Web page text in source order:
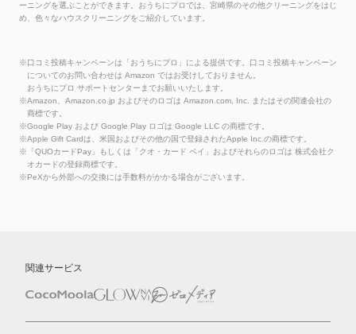
ーニングを選ぶことができます。おうちにプロでは、宮崎県のその他クリーニングをはじ
め、色々なハウスクリーニングをご紹介しています。
※口コミ投稿キャンペーンは「おうちにプロ」による提供です。口コミ投稿キャンペーン
についてのお問い合わせは Amazon ではお受けしておりません。
おうちにプロ サポートセンターまでお願いいたします。
※Amazon、Amazon.co.jp およびそのロゴは Amazon.com, Inc. またはその関連会社の
商標です。
※Google Play および Google Play ロゴは Google LLC の商標です。
※Apple Gift Cardは、米国およびその他の国で登録されたApple Inc.の商標です。
※「QUOカードPay」もしくは「クオ・カード ペイ」およびそれらのロゴは 株式会社ク
オカードの登録商標です。
※PeXから外部への交換には手数料がかかる場合がございます。
関連サービス